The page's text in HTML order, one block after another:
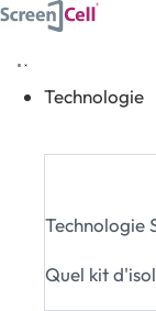
Aller
contenu
Technologie
Technologie
Quel kit